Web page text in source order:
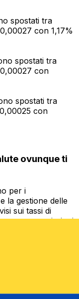
spostati tra
con 1,17%
spostati tra
con
spostati tra
con
ovunque ti
per i
la gestione delle
sui tassi di
commissioni